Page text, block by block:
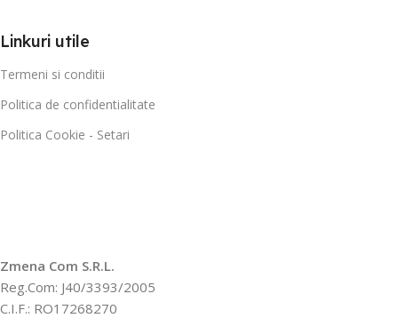
Linkuri utile
Termeni si conditii
Politica de confidentialitate
Politica Cookie - Setari
Zmena Com S.R.L.
Reg.Com: J40/3393/2005
C.I.F.: RO17268270